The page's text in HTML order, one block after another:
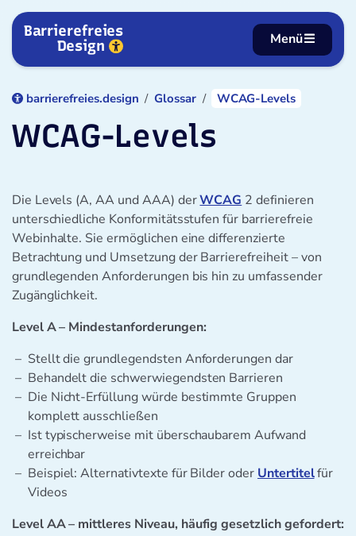
Zum Inhalt springen
Barrierefreies
Design
Menü
barrierefreies.design Glossar WCAG-Levels
WCAG-Levels
Die Levels (A, AA und AAA) derWCAG 2 definieren
unterschiedliche Konformitätsstufen für barrierefreie
Webinhalte. Sie ermöglichen eine differenzierte
Betrachtung und Umsetzung der Barrierefreiheit – von
grundlegenden Anforderungen bis hin zu umfassender
Zugänglichkeit.
Level A – Mindestanforderungen:
Stellt die grundlegendsten Anforderungen dar
Behandelt die schwerwiegendsten Barrieren
Die Nicht-Erfüllung würde bestimmte Gruppen
komplett ausschließen
Ist typischerweise mit überschaubarem Aufwand
erreichbar
Beispiel: Alternativtexte für Bilder oder Untertitelfür
Videos
Level AA – mittleres Niveau, häufig gesetzlich gefordert: